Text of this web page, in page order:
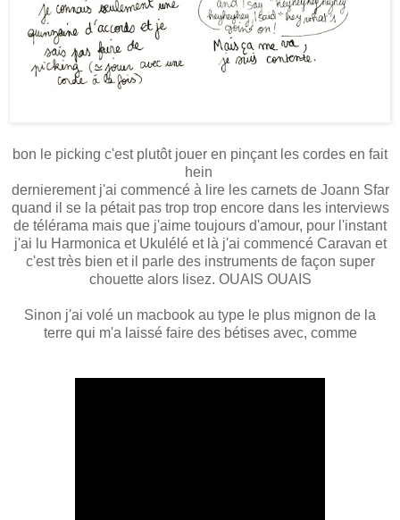
bon le picking c'est plutôt jouer en pinçant les cordes en fait
hein
dernierement j'ai commencé à lire les carnets de Joann Sfar
quand il se la pétait pas trop trop encore dans les interviews
de télérama mais que j'aime toujours d'amour, pour l'instant
j'ai lu Harmonica et Ukulélé et là j'ai commencé Caravan et
c'est très bien et il parle des instruments de façon super
chouette alors lisez. OUAIS OUAIS
Sinon j'ai volé un macbook au type le plus mignon de la
terre qui m'a laissé faire des bétises avec, comme